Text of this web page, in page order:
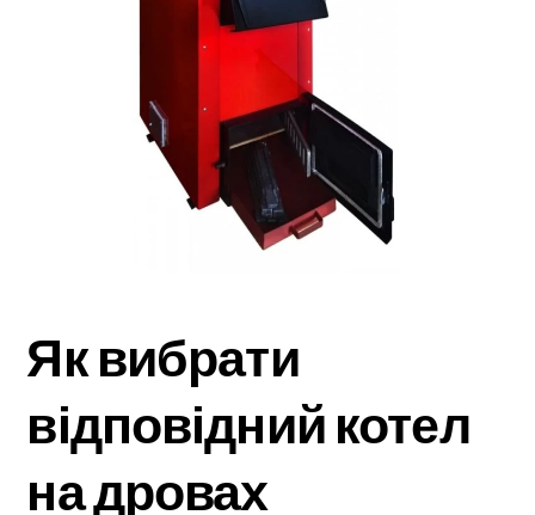
Як вибрати
відповідний котел
на дровах